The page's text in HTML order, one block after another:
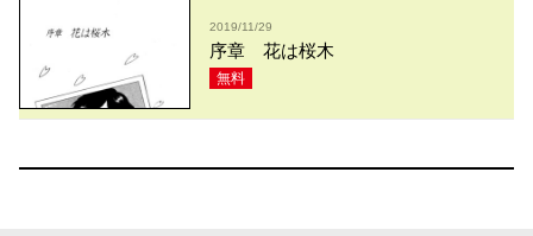
2019/11/29
序章 花は桜木
無料